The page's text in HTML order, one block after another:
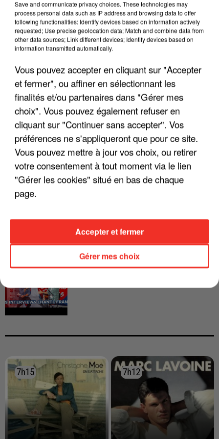
ENFOIRÉS"
"ON N'EST PAS DES PARENTS
PARFAITS"
INTERVIEW CHANTE FRANCE AVEC
VIANNEY
7h15
7h15 7h12
7h12
Save and communicate privacy choices. These technologies may
process personal data such as IP address and browsing data to offer
following functionalities: Identify devices based on information actively
requested; Use precise geolocation data; Match and combine data from
other data sources; Link different devices; Identify devices based on
information transmitted automatically.
Vous pouvez accepter en cliquant sur "Accepter
et fermer", ou affiner en sélectionnant les
finalités et/ou partenaires dans "Gérer mes
choix". Vous pouvez également refuser en
cliquant sur "Continuer sans accepter". Vos
préférences ne s'appliqueront que pour ce site.
Vous pouvez mettre à jour vos choix, ou retirer
votre consentement à tout moment via le lien
"Gérer les cookies" situé en bas de chaque
page.
Gérer mes choix
Accepter et fermer